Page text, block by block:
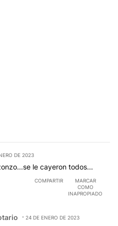
DE 2023
le cayeron todos...
COMPARTIR
MARCAR
COMO
INAPROPIADO
El Virgotario.
24 DE ENERO DE 2023